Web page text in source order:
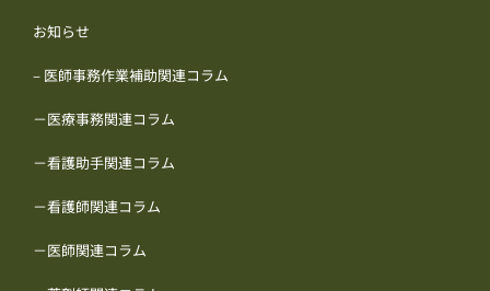
お知らせ
– 医師事務作業補助関連コラム
－医療事務関連コラム
－看護助手関連コラム
－看護師関連コラム
－医師関連コラム